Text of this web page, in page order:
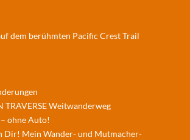
dem berühmten Pacific Crest Trail
TRAVERSE Weitwanderweg
ohne Auto!
Dir! Mein Wander- und Mutmacher-